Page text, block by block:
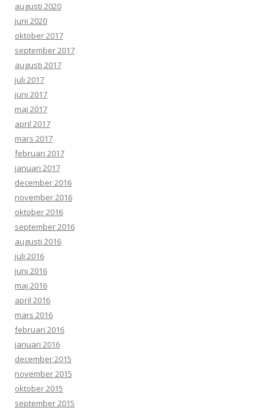
augusti 2020
juni 2020
oktober 2017
september 2017
augusti 2017
juli 2017
juni 2017
maj 2017
april 2017
mars 2017
februari 2017
januari 2017
december 2016
november 2016
oktober 2016
september 2016
augusti 2016
juli 2016
juni 2016
maj 2016
april 2016
mars 2016
februari 2016
januari 2016
december 2015
november 2015
oktober 2015
september 2015